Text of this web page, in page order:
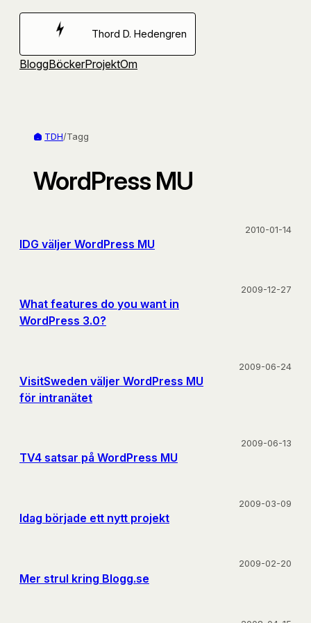
Hoppa
Thord D. Hedengren
BloggBöckerProjektOm
TDH/Tagg
WordPress MU
IDG väljer WordPress MU
2010-01-14
What features do you want in
WordPress 3.0?
2009-12-27
VisitSweden väljer WordPress MU
för intranätet
2009-06-24
TV4 satsar på WordPress MU
2009-06-13
Idag började ett nytt projekt
2009-03-09
Mer strul kring Blogg.se
2009-02-20